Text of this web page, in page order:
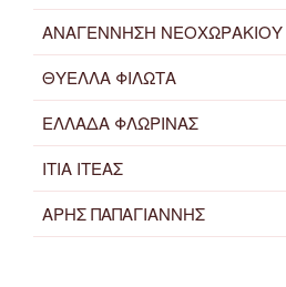
ΑΝΑΓΕΝΝΗΣΗ ΝΕΟΧΩΡΑΚΙΟΥ
ΘΥΕΛΛΑ ΦΙΛΩΤΑ
ΕΛΛΑΔΑ ΦΛΩΡΙΝΑΣ
ΙΤΙΑ ΙΤΕΑΣ
ΑΡΗΣ ΠΑΠΑΓΙΑΝΝΗΣ